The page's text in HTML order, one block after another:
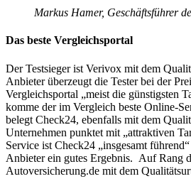
Markus Hamer, Geschäftsführer
Das beste Vergleichsportal
Der Testsieger ist Verivox mit dem
Anbieter überzeugt die Tester bei der
Vergleichsportal „meist die günstigsten
komme der im Vergleich beste Online-
belegt Check24, ebenfalls mit dem
Unternehmen punktet mit „attraktiven
Service ist Check24 „insgesamt
Anbieter ein gutes Ergebnis. Auf Rang
Autoversicherung.de mit dem